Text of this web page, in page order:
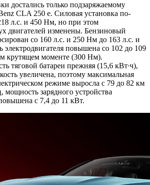
достались только подзаряжаемому
CLA 250 e. Силовая установка по-
л.с. и 450 Нм, но при этом
двигателей изменены. Бензиновый
со 160 л.с. и 250 Нм до 163 л.с. и
повышена со 102 до 109
крутящем моменте (300 Нм).
тяговой батареи прежняя (15,6 кВт∙ч),
увеличена, поэтому максимальная
режиме выросла с 79 до 82 км
мощность зарядного устройства
с 7,4 до 11 кВт.